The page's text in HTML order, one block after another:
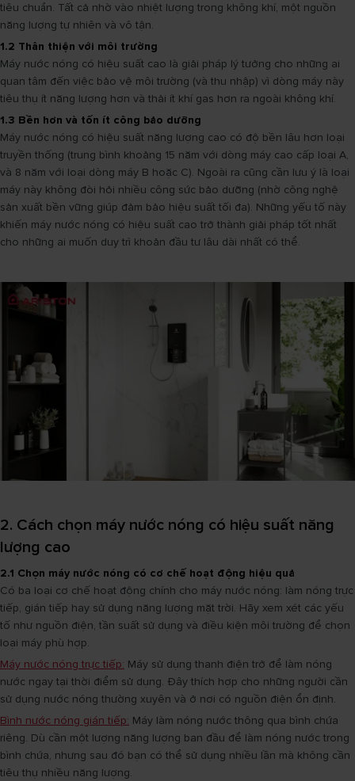
tiêu chuẩn. Tất cả nhờ vào nhiệt lượng trong không khí, một nguồn
năng lượng tự nhiên và vô tận.
1.2 Thân thiện với môi trường
Máy nước nóng có hiệu suất cao là giải pháp lý tưởng cho những ai
quan tâm đến việc bảo vệ môi trường (và thu nhập) vì dòng máy này
tiêu thụ ít năng lượng hơn và thải ít khí gas hơn ra ngoài không khí.
1.3 Bền hơn và tốn ít công bảo dưỡng
Máy nước nóng có hiệu suất năng lượng cao có độ bền lâu hơn loại
truyền thống (trung bình khoảng 15 năm với dòng máy cao cấp loại A,
và 8 năm với loại dòng máy B hoặc C). Ngoài ra cũng cần lưu ý là loại
máy này không đòi hỏi nhiều công sức bảo dưỡng (nhờ công nghệ
sản xuất bền vững giúp đảm bảo hiệu suất tối đa). Những yếu tố này
khiến máy nước nóng có hiệu suất cao trở thành giải pháp tốt nhất
cho những ai muốn duy trì khoản đầu tư lâu dài nhất có thể.
2. Cách chọn máy nước nóng có hiệu suất năng
lượng cao
2.1 Chọn máy nước nóng có cơ chế hoạt động hiệu quả
Có ba loại cơ chế hoạt động chính cho máy nước nóng: làm nóng trực
tiếp, gián tiếp hay sử dụng năng lượng mặt trời. Hãy xem xét các yếu
tố như nguồn điện, tần suất sử dụng và điều kiện môi trường để chọn
loại máy phù hợp.
Máy nước nóng trực tiếp: Máy sử dụng thanh điện trở để làm nóng
nước ngay tại thời điểm sử dụng. Đây thích hợp cho những người cần
sử dụng nước nóng thường xuyên và ở nơi có nguồn điện ổn định.
Bình nước nóng gián tiếp: Máy làm nóng nước thông qua bình chứa
riêng. Dù cần một lượng năng lượng ban đầu để làm nóng nước trong
bình chứa, nhưng sau đó bạn có thể sử dụng nhiều lần mà không cần
tiêu thụ nhiều năng lượng.